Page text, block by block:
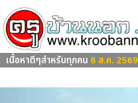
เนื้อหาดีๆสำหรับทุกคน 6 ส.ค. 2569